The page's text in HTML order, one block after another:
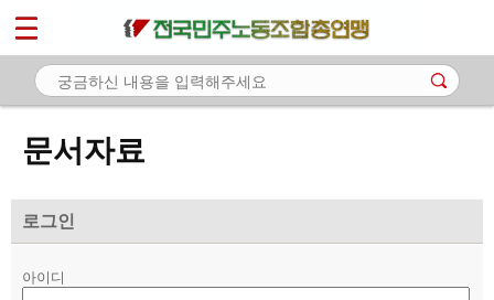
문서자료
로그인
아이디
마이페이지
소개
노동상담
자료